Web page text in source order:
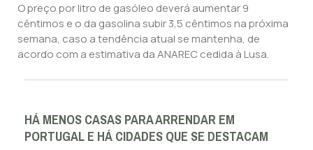
O preço por litro de gasóleo deverá aumentar 9
cêntimos e o da gasolina subir 3,5 cêntimos na próxima
semana, caso a tendência atual se mantenha, de
acordo com a estimativa da ANAREC cedida à Lusa.
HÁ MENOS CASAS PARA ARRENDAR EM
PORTUGAL E HÁ CIDADES QUE SE DESTACAM